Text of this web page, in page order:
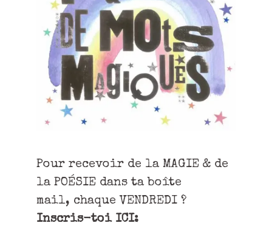
Pour recevoir de la MAGIE & de
la POÉSIE dans ta boîte
mail, chaque VENDREDI ?
Inscris-toi ICI: